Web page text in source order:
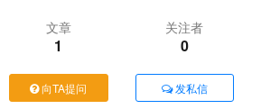
文章
1
关注者
0
向TA提问 发私信